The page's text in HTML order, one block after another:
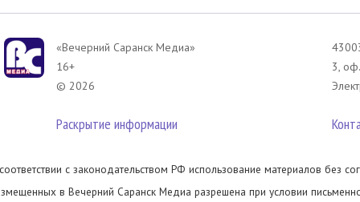
«Вечерний Саранск Mедиа»
16+
© 2026
Раскрытие информации
3,
с законодательством РФ использование материалов без
в Вечерний Саранск Медиа разрешена при условии